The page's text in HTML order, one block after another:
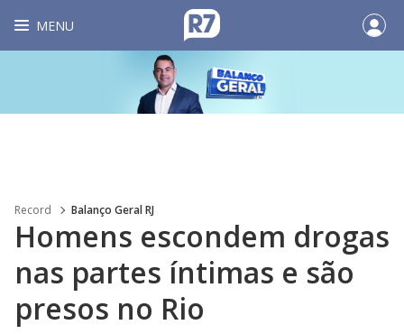
MENU
Record Balanço Geral RJ
Homens escondem drogas
nas partes íntimas e são
presos no Rio